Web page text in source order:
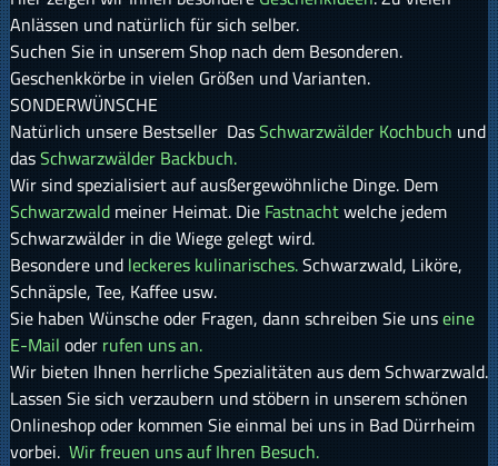
Anlässen und natürlich für sich selber.
Suchen Sie in unserem Shop nach dem Besonderen.
Geschenkkörbe in vielen Größen und Varianten.
SONDERWÜNSCHE
Natürlich unsere Bestseller DasSchwarzwälder Kochbuch und
dasSchwarzwälder Backbuch.
Wir sind spezialisiert auf ausßergewöhnliche Dinge. Dem
Schwarzwald meiner Heimat. DieFastnachtwelche jedem
Schwarzwälder in die Wiege gelegt wird.
Besondere undleckeres kulinarisches.Schwarzwald, Liköre,
Schnäpsle, Tee, Kaffee usw.
Sie haben Wünsche oder Fragen, dann schreiben Sie unseine
E-Mail oder rufen uns an.
Wir bieten Ihnen herrliche Spezialitäten aus dem Schwarzwald.
Lassen Sie sich verzaubern und stöbern in unserem schönen
Onlineshop oder kommen Sie einmal bei uns in Bad Dürrheim
vorbei. Wir freuen uns auf Ihren Besuch.